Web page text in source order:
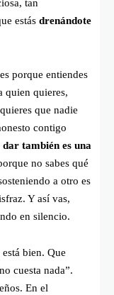
tan
estás drenándote
porque entiendes
quien quieres,
que nadie
contigo
dar también es una
no sabes qué
a otro es
Y así vas,
en silencio.
bien. Que
cuesta nada”.
En el